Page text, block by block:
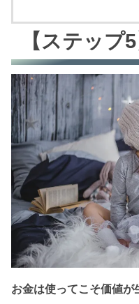
【ステップ
お金は使ってこそ価値が